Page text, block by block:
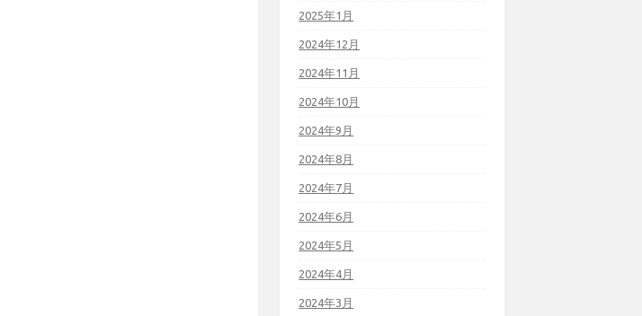
2025年1月
2024年12月
2024年11月
2024年10月
2024年9月
2024年8月
2024年7月
2024年6月
2024年5月
2024年4月
2024年3月